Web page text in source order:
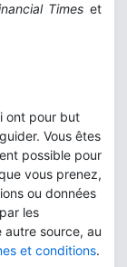
Times et
ont pour but
Vous êtes
possible pour
vous prenez,
ou données
les
autre source, au
et conditions.